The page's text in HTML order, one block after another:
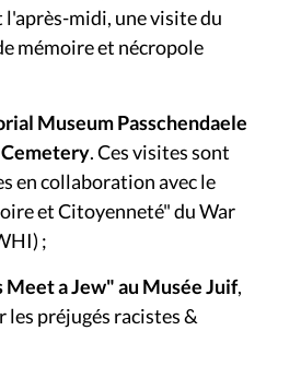
midi, une visite du
mémoire et nécropole
Museum Passchendaele
. Ces visites sont
en collaboration avec le
et Citoyenneté" du War
;
Meet a Jew" au Musée Juif,
préjugés racistes &